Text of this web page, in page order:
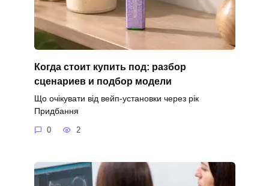
Когда стоит купить под: разбор
сценариев и подбор модели
Що очікувати від вейп-установки через рік
Придбання
0 2